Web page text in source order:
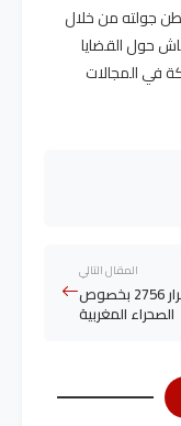
جولته من خلال
حول القضايا
في المجالات
المقال التالي
المغرب يرحب بتبني مجلس الأمن للقرار 2756 بخصوص
الصحراء المغربية